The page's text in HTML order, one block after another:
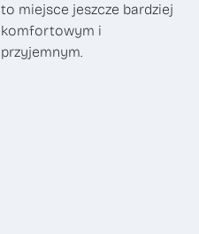
to miejsce jeszcze bardziej
komfortowym i
przyjemnym.